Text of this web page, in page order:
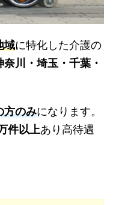
域に特化した介護の
奈川・埼玉・千葉・
方のみになります。
件以上あり高待遇